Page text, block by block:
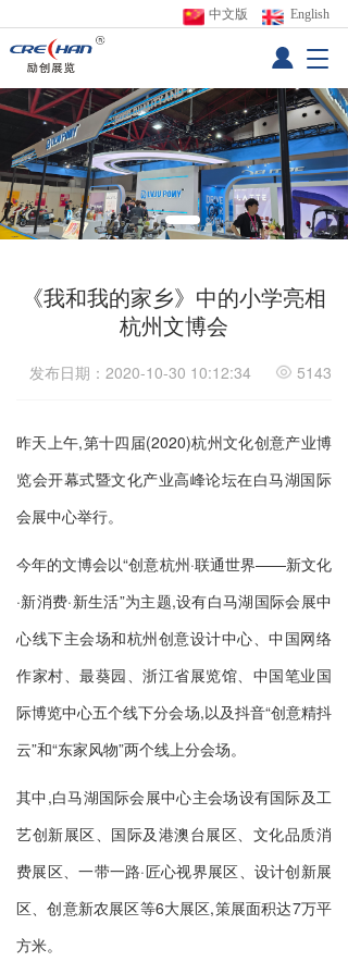
中文版 English
T
g
g
l
e
n
a
v
a
o
n
《我和我的家乡》中的小学亮相
杭州文博会
发布日期：2020-10-30 10:12:34 5143
昨天上午,第十四届(2020)杭州文化创意产业博
览会开幕式暨文化产业高峰论坛在白马湖国际
会展中心举行。
今年的文博会以“创意杭州·联通世界——新文化
·新消费·新生活”为主题,设有白马湖国际会展中
心线下主会场和杭州创意设计中心、中国网络
作家村、最葵园、浙江省展览馆、中国笔业国
际博览中心五个线下分会场,以及抖音“创意精抖
云”和“东家风物”两个线上分会场。
其中,白马湖国际会展中心主会场设有国际及工
艺创新展区、国际及港澳台展区、文化品质消
费展区、一带一路·匠心视界展区、设计创新展
区、创意新农展区等6大展区,策展面积达7万平
方米。